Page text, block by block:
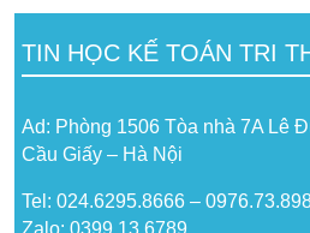
TIN HỌC KẾ TOÁN TRI
Ad: Phòng 1506 Tòa nhà 7A Lê
Cầu Giấy – Hà Nội
Tel: 024.6295.8666 –
Zalo: 0399 13 6789